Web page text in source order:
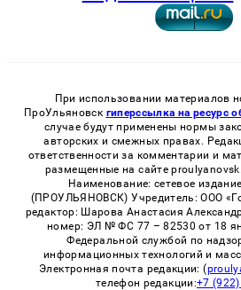
При использовании материалов
ПроУльяновск гиперссылка на ресурс
случае будут применены нормы
авторских и смежных правах.
ответственности за комментарии и
размещенные на сайте
Наименование: сетевое издание
(ПРОУЛЬЯНОВСК) Учредитель: ООО
редактор: Шарова Анастасия
номер: ЭЛ № ФС 77 – 82530 от 18
Федеральной службой по
информационных технологий и
Электронная почта редакции: (
телефон редакции:+7